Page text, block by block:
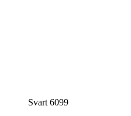
Svart 6099